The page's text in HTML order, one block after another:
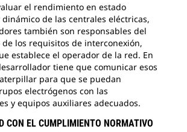
el rendimiento en estado
de las centrales eléctricas,
también son responsables del
los requisitos de interconexión,
establece el operador de la red. En
tiene que comunicar esos
para que se puedan
electrógenos con las
y equipos auxiliares adecuados.
CON EL CUMPLIMIENTO NORMATIVO